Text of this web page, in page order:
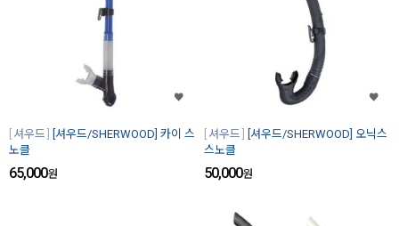
셔우드
[셔우드/SHERWOOD] 카이 스
노클
65,000원
셔우드
[셔우드/SHERWOOD] 오닉스
스노클
50,000원